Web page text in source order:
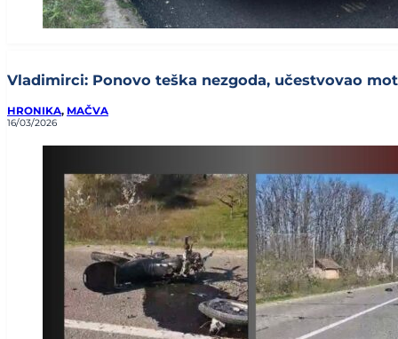
Vladimirci: Ponovo teška nezgoda, učestvovao
HRONIKA, MAČVA
16/03/2026